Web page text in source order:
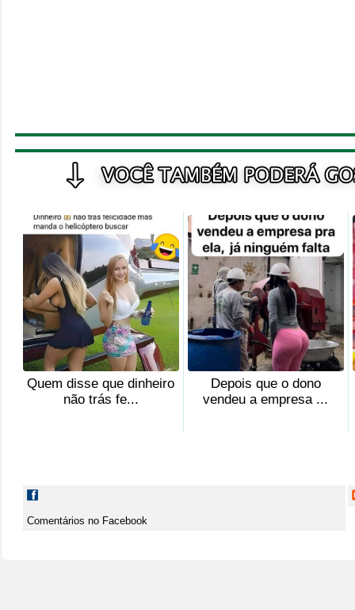
Quem disse que dinheiro
não trás fe...
Depois que o dono
vendeu a empresa ...
Comentários no Facebook